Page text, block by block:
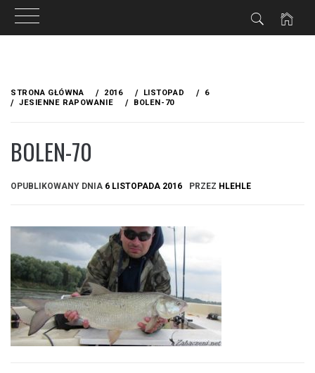
treści
STRONA GŁÓWNA 2016 LISTOPAD
6
JESIENNE RAPOWANIE
BOLEN-70
BOLEN-70
OPUBLIKOWANY DNIA 6 LISTOPADA 2016 PRZEZ HLEHLE